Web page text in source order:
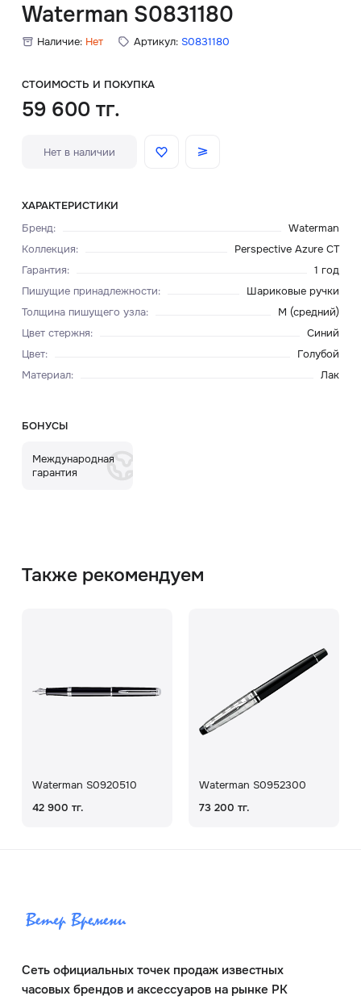
Waterman S0831180
Наличие: Нет Артикул: S0831180
СТОИМОСТЬ И ПОКУПКА
59 600 тг.
Нет в наличии
ХАРАКТЕРИСТИКИ
Бренд:
Waterman
Коллекция:
Perspective Azure CT
Гарантия:
1 год
Пишущие принадлежности:
Шариковые ручки
Толщина пишущего узла:
M (средний)
Цвет стержня:
Синий
Цвет:
Голубой
Материал: Лак
БОНУСЫ
Международная
гарантия
Также рекомендуем
Waterman S0920510
42 900 тг.
Waterman S0952300
73 200 тг.
Сеть официальных точек продаж известных
часовых брендов и аксессуаров на рынке РК
Главная
О нас